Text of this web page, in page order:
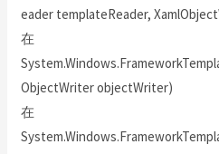
eader templateReader,
在
ObjectWriter objectWriter)
在